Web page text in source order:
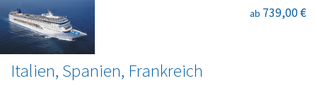
Italien, Spanien, Frankreich
ab 739,00 €